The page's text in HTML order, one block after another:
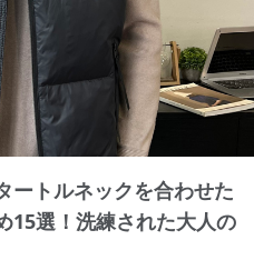
ートルネックを合わせた
15選！洗練された大人の